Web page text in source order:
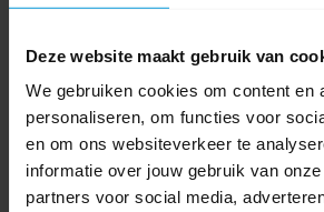
Deze website maakt gebruik van
We gebruiken cookies om content en
personaliseren, om functies voor
en om ons websiteverkeer te
informatie over jouw gebruik van
partners voor social media,
Product labels
Scentgel (8), Dispenser (45), geurbestrijding (1)
9060853000 (1), ls30 (1) , scent (2)
Bestanden